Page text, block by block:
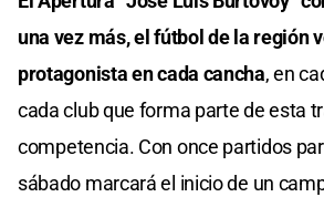
una vez más, el fútbol de la región
protagonista en cada cancha, en
cada club que forma parte de esta
competencia. Con once partidos
sábado marcará el inicio de un